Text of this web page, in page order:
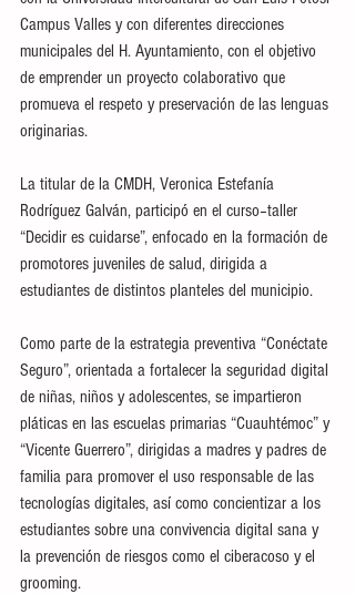
Campus Valles y con diferentes direcciones
municipales del H. Ayuntamiento, con el objetivo
de emprender un proyecto colaborativo que
promueva el respeto y preservación de las lenguas
originarias.
La titular de la CMDH, Veronica Estefanía
Rodríguez Galván, participó en el curso–taller
“Decidir es cuidarse”, enfocado en la formación de
promotores juveniles de salud, dirigida a
estudiantes de distintos planteles del municipio.
Como parte de la estrategia preventiva “Conéctate
Seguro”, orientada a fortalecer la seguridad digital
de niñas, niños y adolescentes, se impartieron
pláticas en las escuelas primarias “Cuauhtémoc” y
“Vicente Guerrero”, dirigidas a madres y padres de
familia para promover el uso responsable de las
tecnologías digitales, así como concientizar a los
estudiantes sobre una convivencia digital sana y
la prevención de riesgos como el ciberacoso y el
grooming.